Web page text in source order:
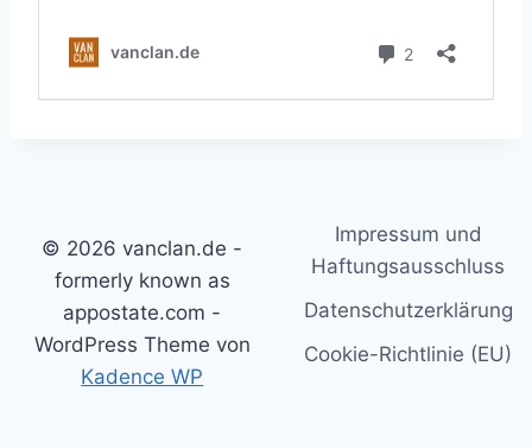
© 2026 vanclan.de -
formerly known as
appostate.com -
WordPress Theme von
Kadence WP
Impressum und
Haftungsausschluss
Datenschutzerklärung
Cookie-Richtlinie (EU)